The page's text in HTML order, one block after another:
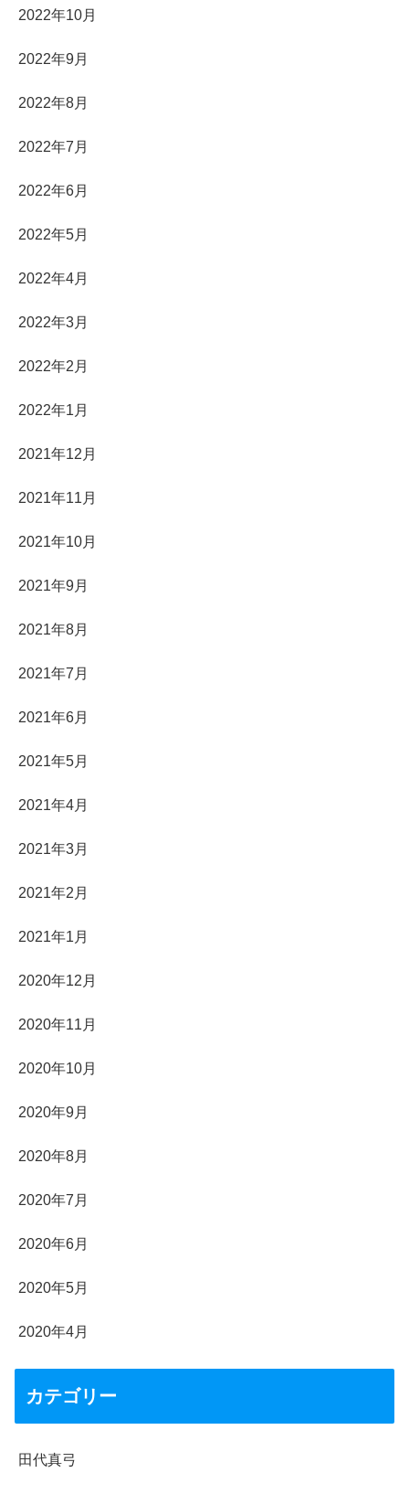
2022年10月
2022年9月
2022年8月
2022年7月
2022年6月
2022年5月
2022年4月
2022年3月
2022年2月
2022年1月
2021年12月
2021年11月
2021年10月
2021年9月
2021年8月
2021年7月
2021年6月
2021年5月
2021年4月
2021年3月
2021年2月
2021年1月
2020年12月
2020年11月
2020年10月
2020年9月
2020年8月
2020年7月
2020年6月
2020年5月
2020年4月
カテゴリー
田代真弓